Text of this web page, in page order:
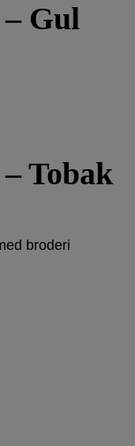
Gul
Tobak